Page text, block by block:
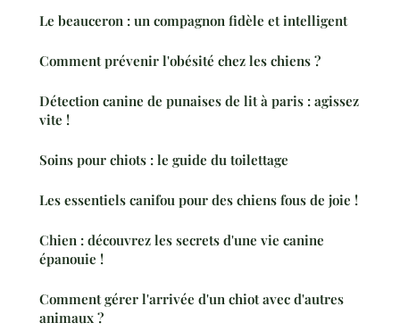
Le beauceron : un compagnon fidèle et intelligent
Comment prévenir l'obésité chez les chiens ?
Détection canine de punaises de lit à paris : agissez
vite !
Soins pour chiots : le guide du toilettage
Les essentiels canifou pour des chiens fous de joie !
Chien : découvrez les secrets d'une vie canine
épanouie !
Comment gérer l'arrivée d'un chiot avec d'autres
animaux ?